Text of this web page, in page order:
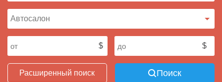
Расширенный поиск Поиск